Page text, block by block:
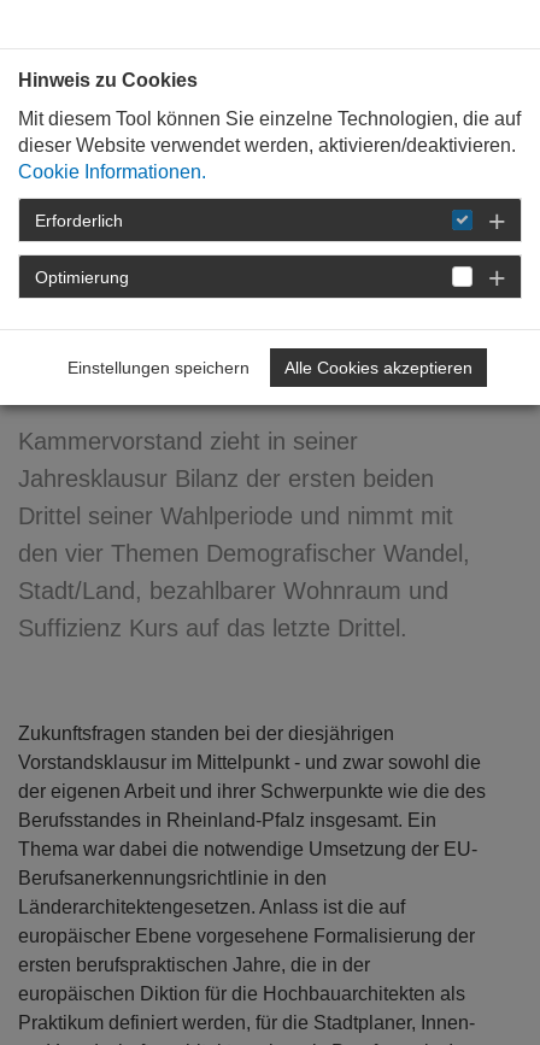
STARTSEITE
FORTBILDUNG
DETAIL
Viel erreicht - noch mehr vor
Kammervorstand zieht in seiner
Jahresklausur Bilanz der ersten beiden
Drittel seiner Wahlperiode und nimmt mit
den vier Themen Demografischer Wandel,
Stadt/Land, bezahlbarer Wohnraum und
Suffizienz Kurs auf das letzte Drittel.
Zukunftsfragen standen bei der diesjährigen
Vorstandsklausur im Mittelpunkt - und zwar sowohl die
der eigenen Arbeit und ihrer Schwerpunkte wie die des
Berufsstandes in Rheinland-Pfalz insgesamt. Ein
Thema war dabei die notwendige Umsetzung der EU-
Berufsanerkennungsrichtlinie in den
Länderarchitektengesetzen. Anlass ist die auf
europäischer Ebene vorgesehene Formalisierung der
ersten berufspraktischen Jahre, die in der
europäischen Diktion für die Hochbauarchitekten als
Praktikum definiert werden, für die Stadtplaner, Innen-
Hinweis zu Cookies
Mit diesem Tool können Sie einzelne Technologien, die auf
dieser Website verwendet werden, aktivieren/deaktivieren.
Cookie Informationen.
Erforderlich
Optimierung
Einstellungen speichern Alle Cookies akzeptieren